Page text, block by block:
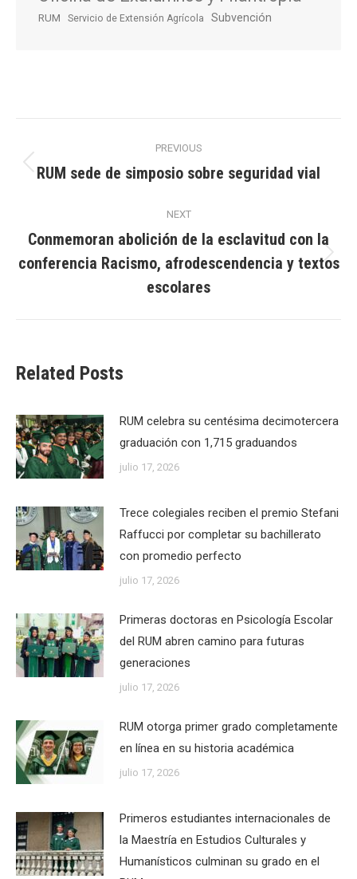
RUM Servicio de Extensión Agrícola Subvención
navigation
PREVIOUS
Previous
RUM sede de simposio sobre seguridad vial
NEXT
Next
post:
Conmemoran abolición de la esclavitud con la
conferencia Racismo, afrodescendencia y textos
escolares
Related Posts
RUM celebra su centésima decimotercera
graduación con 1,715 graduandos
julio 17, 2026
Trece colegiales reciben el premio Stefani
Raffucci por completar su bachillerato
con promedio perfecto
julio 17, 2026
Primeras doctoras en Psicología Escolar
del RUM abren camino para futuras
generaciones
julio 17, 2026
RUM otorga primer grado completamente
en línea en su historia académica
julio 17, 2026
Primeros estudiantes internacionales de
la Maestría en Estudios Culturales y
Humanísticos culminan su grado en el